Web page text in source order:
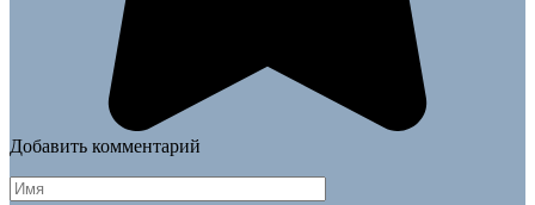
Добавить комментарий
Имя